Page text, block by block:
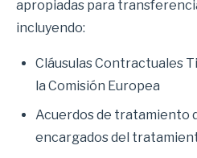
apropiadas para
incluyendo:
Cláusulas Contractuales
la Comisión Europea
Acuerdos de tratamiento
encargados del